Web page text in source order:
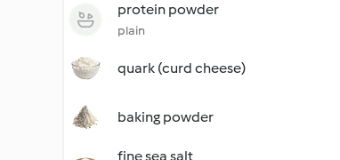
protein powder
plain
quark (curd cheese)
baking powder
fine sea salt